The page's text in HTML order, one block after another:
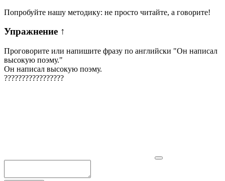
Попробуйте нашу методику: не просто читайте, а говорите!
Упражнение ↑
Проговорите или напишите фразу по английски "Он написал
высокую поэму."
Он написал высокую поэму.
?????????????????